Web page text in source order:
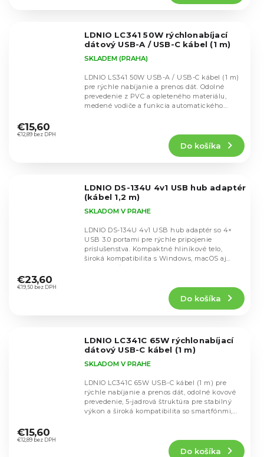
LDNIO LC341 50W rýchlonabíjací
dátový USB-A / USB-C kábel (1 m)
hodnotenie
produktu
SKLADEM (PRAHA)
€12,89 bez DPH
€15,60
Do košíka
LDNIO LS341 50W USB-A / USB-C kábel (1 m)
pre rýchle nabíjanie a prenos dát. Odolné
prevedenie z PVC a opleteného materiálu,
medené vodiče a funkcia automatického
LDNIO DS-134U 4v1 USB hub adaptér
(kábel 1,2 m)
hodnotenie
produktu
SKLADOM V PRAHE
€19,50 bez DPH
€23,60
Do košíka
LDNIO DS-134U 4v1 USB hub adaptér so 4×
USB 3.0 portami pre rýchle pripojenie
príslušenstva. Kompaktné hliníkové telo,
široká kompatibilita s Windows, macOS aj
Linux, spoľahlivý...
LDNIO LC341C 65W rýchlonabíjací
dátový USB-C kábel (1 m)
hodnotenie
produktu
SKLADOM V PRAHE
€12,89 bez DPH
€15,60
Do košíka
LDNIO LC341C 65W USB-C kábel (1 m) pre
rýchle nabíjanie a prenos dát, odolné kovové
prevedenie, 5-jadrová štruktúra pre stabilný
výkon a široká kompatibilita so smartfónmi,...